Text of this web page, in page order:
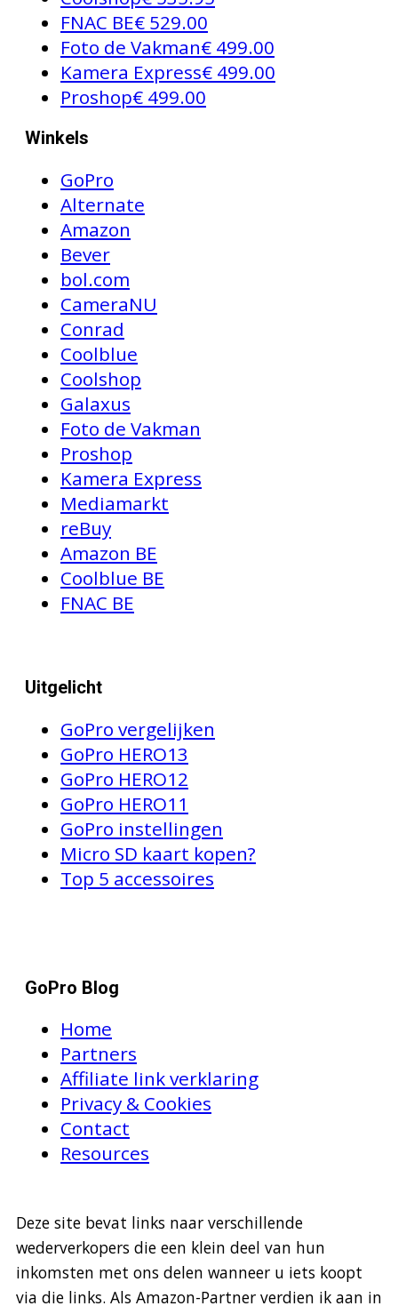
FNAC BE€ 529.00
Foto de Vakman€ 499.00
Kamera Express€ 499.00
Proshop€ 499.00
Winkels
GoPro
Alternate
Amazon
Bever
bol.com
CameraNU
Conrad
Coolblue
Coolshop
Galaxus
Foto de Vakman
Proshop
Kamera Express
Mediamarkt
reBuy
Amazon BE
Coolblue BE
FNAC BE
Uitgelicht
GoPro vergelijken
GoPro HERO13
GoPro HERO12
GoPro HERO11
GoPro instellingen
Micro SD kaart kopen?
Top 5 accessoires
GoPro Blog
Home
Partners
Affiliate link verklaring
Privacy & Cookies
Contact
Resources
Deze site bevat links naar verschillende
wederverkopers die een klein deel van hun
inkomsten met ons delen wanneer u iets koopt
via die links. Als Amazon-Partner verdien ik aan in